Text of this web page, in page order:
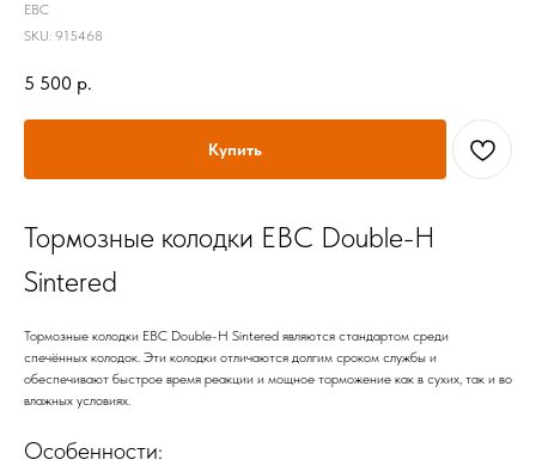
EBC
SKU: 915468
5 500 р.
Купить
Тормозные колодки EBC Double-H
Sintered
Тормозные колодки EBC Double-H Sintered являются стандартом среди
спечённых колодок. Эти колодки отличаются долгим сроком службы и
обеспечивают быстрое время реакции и мощное торможение как в сухих, так и во
влажных условиях.
Особенности: